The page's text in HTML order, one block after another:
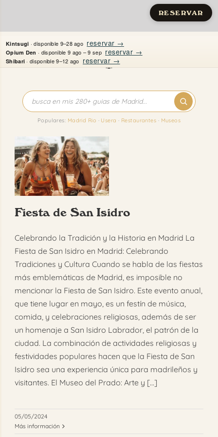
RESERVAR
Kintsugi · disponible 9–28 ago reservar →
Opium Den · disponible 9 ago – 9 sep reservar →
Shibari · disponible 9–12 ago reservar →
al
contenido
Apartamentos
Quién es Justine
Guías
Mi Madrid
Contacto
FAQ
Reservar
Populares: Madrid Rio · Usera · Restaurantes · Museos
Fiesta de San Isidro
Celebrando la Tradición y la Historia en Madrid La
Fiesta de San Isidro en Madrid: Celebrando
Tradiciones y Cultura Cuando se habla de las fiestas
más emblemáticas de Madrid, es imposible no
mencionar la Fiesta de San Isidro. Este evento anual,
que tiene lugar en mayo, es un festín de música,
comida, y celebraciones religiosas, además de ser
un homenaje a San Isidro Labrador, el patrón de la
ciudad. La combinación de actividades religiosas y
festividades populares hacen que la Fiesta de San
Isidro sea una experiencia única para madrileños y
visitantes. El Museo del Prado: Arte y [...]
05/05/2024
Más información